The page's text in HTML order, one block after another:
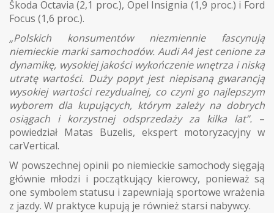
Škoda Octavia (2,1 proc.), Opel Insignia (1,9 proc.) i Ford
Focus (1,6 proc.).
„Polskich konsumentów niezmiennie fascynują
niemieckie marki samochodów. Audi A4 jest cenione za
dynamikę, wysokiej jakości wykończenie wnętrza i niską
utratę wartości. Duży popyt jest niepisaną gwarancją
wysokiej wartości rezydualnej, co czyni go najlepszym
wyborem dla kupujących, którym zależy na dobrych
osiągach i korzystnej odsprzedaży za kilka lat”. –
powiedział Matas Buzelis, ekspert motoryzacyjny w
carVertical.
W powszechnej opinii po niemieckie samochody sięgają
głównie młodzi i początkujący kierowcy, ponieważ są
one symbolem statusu i zapewniają sportowe wrażenia
z jazdy. W praktyce kupują je również starsi nabywcy.